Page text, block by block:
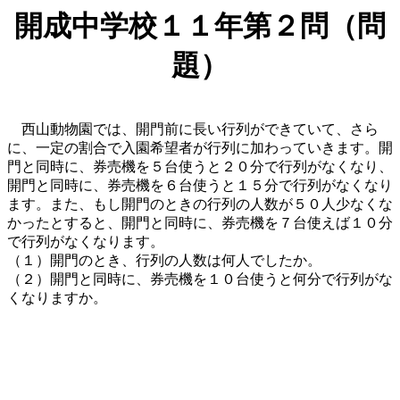
開成中学校１１年第２問（問
題）
西山動物園では、開門前に長い行列ができていて、さら
に、一定の割合で入園希望者が行列に加わっていきます。開
門と同時に、券売機を５台使うと２０分で行列がなくなり、
開門と同時に、券売機を６台使うと１５分で行列がなくなり
ます。また、もし開門のときの行列の人数が５０人少なくな
かったとすると、開門と同時に、券売機を７台使えば１０分
で行列がなくなります。
（１）開門のとき、行列の人数は何人でしたか。
（２）開門と同時に、券売機を１０台使うと何分で行列がな
くなりますか。